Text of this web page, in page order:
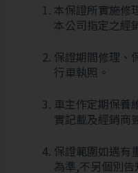
本保證所實施修
本公司指定之經
保證期間修理、
行車執照。
車主作定期保養
實記載及經銷商
保證範圍如遇有
為準,不另個別告